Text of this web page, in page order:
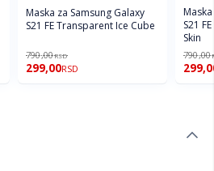
Maska za Samsung Galaxy
S21 FE Transparent Ice Cube
790,00RSD
299,00RSD
S21
Skin
790,00